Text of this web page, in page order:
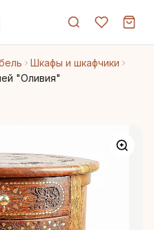
Шкафы и шкафчики
"Оливия"